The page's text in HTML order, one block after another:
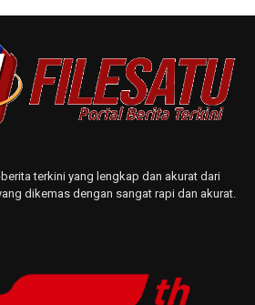
terkini yang lengkap dan akurat dari
dikemas dengan sangat rapi dan akurat.